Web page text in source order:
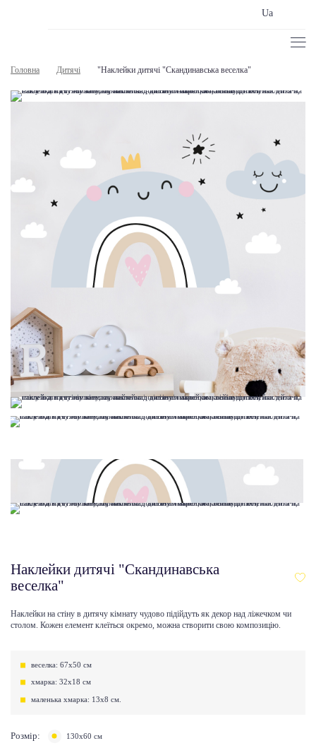
Ua
Головна Дитячі "Наклейки дитячі "Скандинавська веселка"
Наклейки дитячі "Скандинавська
веселка"
Наклейки на стіну в дитячу кімнату чудово підійдуть як декор над ліжечком чи
столом. Кожен елемент клеїться окремо, можна створити свою композицію.
веселка: 67х50 см
хмарка: 32х18 см
маленька хмарка: 13х8 см.
Розмір: 130х60 см